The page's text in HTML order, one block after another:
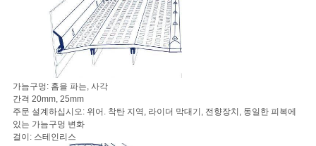
가늠구멍: 홈을 파는, 사각
간격 20mm, 25mm
주문 설계하십시오: 위어. 착탄 지역, 라이더 막대기, 전향장치, 동일한 피복에
있는 가늠구멍 변화
걸이: 스테인리스